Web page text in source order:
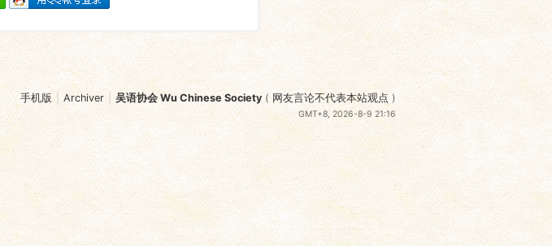
手机版 Archiver 吴语协会 Wu Chinese Society ( 网友言论不代表本站观点 )
GMT+8, 2026-8-9 21:16